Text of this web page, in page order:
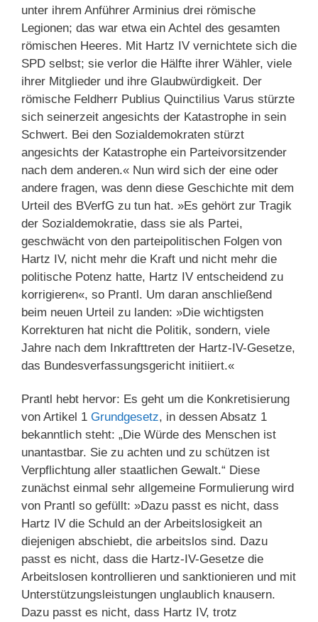
unter ihrem Anführer Arminius drei römische
Legionen; das war etwa ein Achtel des gesamten
römischen Heeres. Mit Hartz IV vernichtete sich die
SPD selbst; sie verlor die Hälfte ihrer Wähler, viele
ihrer Mitglieder und ihre Glaubwürdigkeit. Der
römische Feldherr Publius Quinctilius Varus stürzte
sich seinerzeit angesichts der Katastrophe in sein
Schwert. Bei den Sozialdemokraten stürzt
angesichts der Katastrophe ein Parteivorsitzender
nach dem anderen.« Nun wird sich der eine oder
andere fragen, was denn diese Geschichte mit dem
Urteil des BVerfG zu tun hat. »Es gehört zur Tragik
der Sozialdemokratie, dass sie als Partei,
geschwächt von den parteipolitischen Folgen von
Hartz IV, nicht mehr die Kraft und nicht mehr die
politische Potenz hatte, Hartz IV entscheidend zu
korrigieren«, so Prantl. Um daran anschließend
beim neuen Urteil zu landen: »Die wichtigsten
Korrekturen hat nicht die Politik, sondern, viele
Jahre nach dem Inkrafttreten der Hartz-IV-Gesetze,
das Bundesverfassungsgericht initiiert.«
Prantl hebt hervor: Es geht um die Konkretisierung
von Artikel 1 Grundgesetz, in dessen Absatz 1
bekanntlich steht: „Die Würde des Menschen ist
unantastbar. Sie zu achten und zu schützen ist
Verpflichtung aller staatlichen Gewalt.“ Diese
zunächst einmal sehr allgemeine Formulierung wird
von Prantl so gefüllt: »Dazu passt es nicht, dass
Hartz IV die Schuld an der Arbeitslosigkeit an
diejenigen abschiebt, die arbeitslos sind. Dazu
passt es nicht, dass die Hartz-IV-Gesetze die
Arbeitslosen kontrollieren und sanktionieren und mit
Unterstützungsleistungen unglaublich knausern.
Dazu passt es nicht, dass Hartz IV, trotz